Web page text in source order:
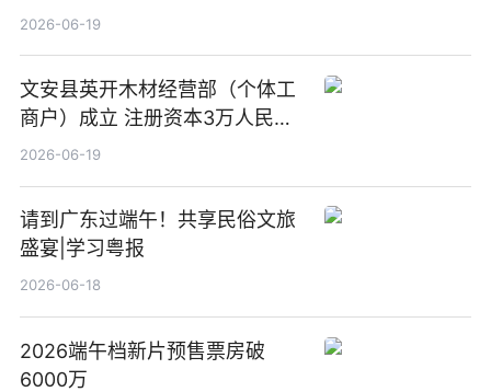
前沿热点
2026-06-19
文安县英开木材经营部（个体工
商户）成立 注册资本3万人民币
新要闻
2026-06-19
请到广东过端午！共享民俗文旅
盛宴|学习粤报
2026-06-18
2026端午档新片预售票房破
6000万